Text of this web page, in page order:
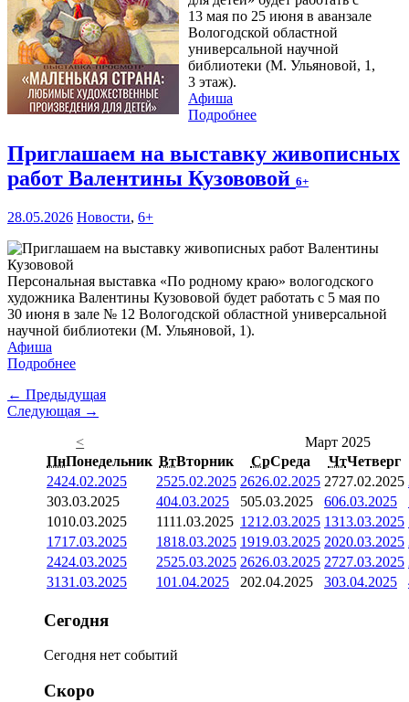
13 мая по 25 июня в аванзале
Вологодской областной
универсальной научной
библиотеки (М. Ульяновой, 1,
3 этаж).
Афиша
Подробнее
Приглашаем на выставку живописных
работ Валентины Кузововой 6+
28.05.2026 Новости, 6+
Персональная выставка «По родному краю» вологодского
художника Валентины Кузововой будет работать с 5 мая по
30 июня в зале № 12 Вологодской областной универсальной
научной библиотеки (М. Ульяновой, 1).
Афиша
Подробнее
← Предыдущая
Следующая →
<
Март 2025
ПнПонедельник ВтВторник СрСреда ЧтЧетверг
2424.02.2025 2525.02.2025 2626.02.2025 2727.02.2025
303.03.2025 404.03.2025 505.03.2025 606.03.2025
1010.03.2025 1111.03.2025 1212.03.2025 1313.03.2025
1717.03.2025 1818.03.2025 1919.03.2025 2020.03.2025
2424.03.2025 2525.03.2025 2626.03.2025 2727.03.2025
3131.03.2025 101.04.2025 202.04.2025 303.04.2025
Сегодня
Сегодня нет событий
Скоро